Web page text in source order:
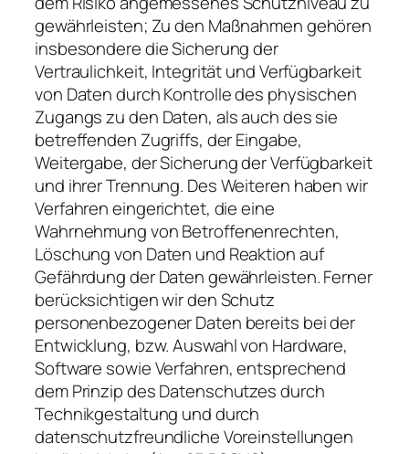
gewährleisten; Zu den Maßnahmen gehören
insbesondere die Sicherung der
Vertraulichkeit, Integrität und Verfügbarkeit
von Daten durch Kontrolle des physischen
Zugangs zu den Daten, als auch des sie
betreffenden Zugriffs, der Eingabe,
Weitergabe, der Sicherung der Verfügbarkeit
und ihrer Trennung. Des Weiteren haben wir
Verfahren eingerichtet, die eine
Wahrnehmung von Betroffenenrechten,
Löschung von Daten und Reaktion auf
Gefährdung der Daten gewährleisten. Ferner
berücksichtigen wir den Schutz
personenbezogener Daten bereits bei der
Entwicklung, bzw. Auswahl von Hardware,
Software sowie Verfahren, entsprechend
dem Prinzip des Datenschutzes durch
Technikgestaltung und durch
datenschutzfreundliche Voreinstellungen